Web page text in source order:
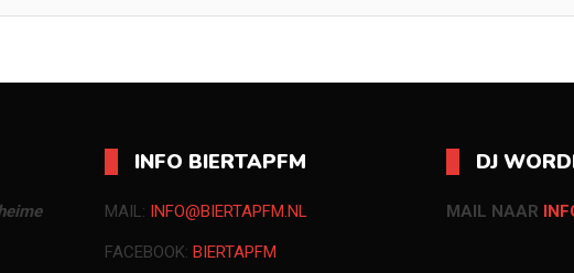
INFO BIERTAPFM
MAIL: INFO@BIERTAPFM.NL
FACEBOOK: BIERTAPFM
DJ
MAIL NAAR